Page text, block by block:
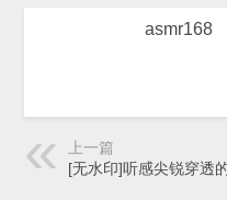
asmr168
上一篇
[无水印]听感尖锐穿透